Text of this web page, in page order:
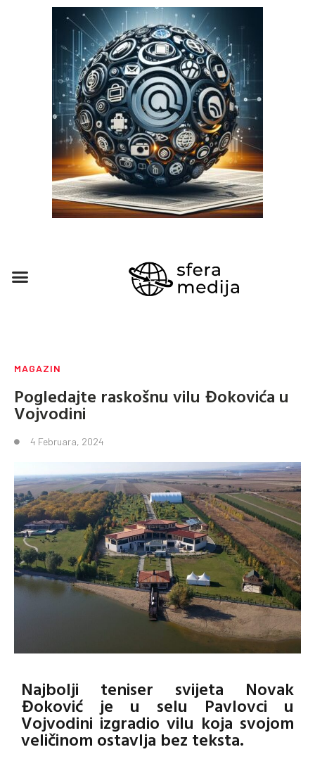
MAGAZIN
Pogledajte raskošnu vilu Đokovića u
Vojvodini
4 Februara, 2024
Najbolji teniser svijeta Novak
Đoković je u selu Pavlovci u
Vojvodini izgradio vilu koja svojom
veličinom ostavlja bez teksta.